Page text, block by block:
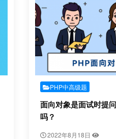
PHP中高级题
面向对象是面试时提
吗？
2022年8月18日